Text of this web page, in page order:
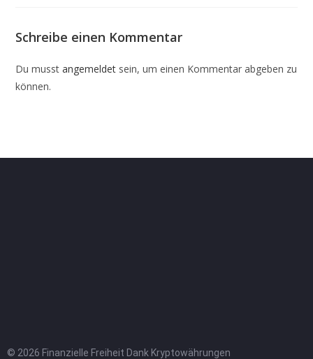
Schreibe einen Kommentar
Du musstangemeldet sein, um einen Kommentar abgeben zu
können.
© 2026 Finanzielle Freiheit Dank Kryptowährungen